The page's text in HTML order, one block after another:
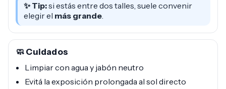
✨ Tip:si estás entre dos talles, suele convenir
elegir el más grande.
🧼 Cuidados
Limpiar con agua y jabón neutro
Evitá la exposición prolongada al sol directo